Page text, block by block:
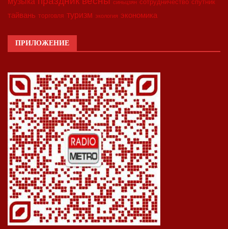
синьцзян сотрудничество спутник
тайвань торговля туризм экология экономика
ПРИЛОЖЕНИЕ